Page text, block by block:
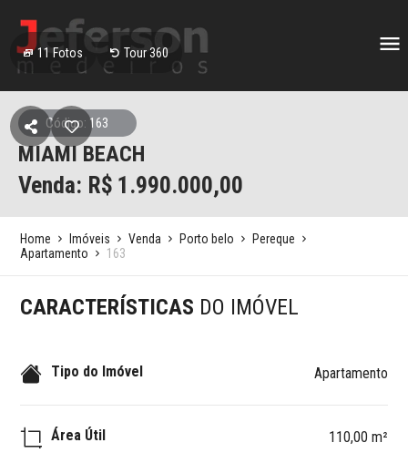
11 Fotos Tour 360
Código: 163
MIAMI BEACH
Venda: R$ 1.990.000,00
Home Imóveis Venda Porto belo
Pereque
Apartamento
163
CARACTERÍSTICAS DO IMÓVEL
Tipo do Imóvel Apartamento
Área Útil 110,00 m²